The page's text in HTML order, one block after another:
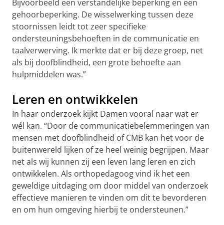
Bijvoorbeeld een verstandelijke beperking en een
gehoorbeperking. De wisselwerking tussen deze
stoornissen leidt tot zeer specifieke
ondersteuningsbehoeften in de communicatie en
taalverwerving. Ik merkte dat er bij deze groep, net
als bij doofblindheid, een grote behoefte aan
hulpmiddelen was.”
Leren en ontwikkelen
In haar onderzoek kijkt Damen vooral naar wat er
wél kan. “Door de communicatiebelemmeringen van
mensen met doofblindheid of CMB kan het voor de
buitenwereld lijken of ze heel weinig begrijpen. Maar
net als wij kunnen zij een leven lang leren en zich
ontwikkelen. Als orthopedagoog vind ik het een
geweldige uitdaging om door middel van onderzoek
effectieve manieren te vinden om dit te bevorderen
en om hun omgeving hierbij te ondersteunen.”